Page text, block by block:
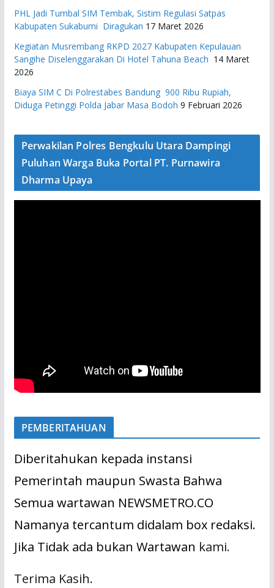
PHL Jadi Tumbal SIM Tembak, Sistim Regulasi Satpas
Kabupaten Sukabumi Diragukan 17 Maret 2026
Kegiatan Musrembang RKPD 2027 ​Kabupaten Kepulauan
Sangihe Diselenggarakan Di Hotel Tahuna Beach 14 Maret
2026
Biaya SIM C Di Polrestabes Bandung 900 Ribu Rupiah,
Diduga Petinggi Polda Jabar Masa Bodoh 9 Februari 2026
Perwakilan Polres Bengkulu Utara Dampingi
Puluhan Warga Buka Portal PT. Purnawira
Dharma Upaya
PEMBERITAHUAN
Diberitahukan kepada instansi
Pemerintah maupun Swasta Bahwa
Semua wartawan NEWSMETRO.CO
Namanya tercantum didalam box redaksi.
Jika Tidak ada bukan Wartawan kami.
Terima Kasih.